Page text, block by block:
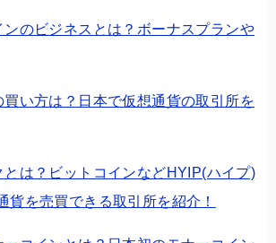
ンのビジネスとは？ボーナスプランや
買い方は？日本で仮想通貨の取引所を
とは？ビットコインなどHYIP(ハイプ)
貨を売買できる取引所を紹介！